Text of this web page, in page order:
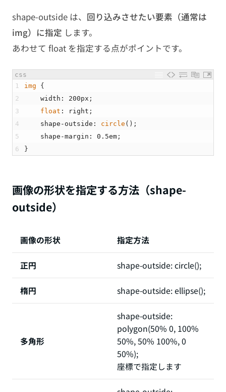
shape-outside は、 回り込みさせたい要素（通常は
img）に指定 します。
あわせて float を指定する点がポイントです。
css
1
2
3
4
5
6
img
{
width : 200px ;
float : right ;
shape - outside : circle ( ) ;
shape -margin : 0.5em ;
}
画像の形状を指定する方法（shape-
outside）
画像の形状 指定方法
正円 shape-outside: circle();
楕円 shape-outside: ellipse();
多角形
shape-outside:
polygon(50% 0, 100%
50%, 50% 100%, 0
50%);
座標で指定します